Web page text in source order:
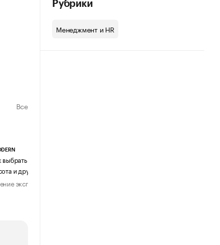
Все
выбрать журнальный столик:
и другие ключевые параметры
эксперта
Рубрики
Менеджмент и HR